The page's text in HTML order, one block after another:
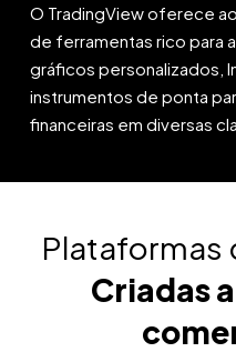
O TradingView oferece
de ferramentas rico para
gráficos personalizados,
instrumentos de ponta
financeiras em diversas
Plataformas
Criadas